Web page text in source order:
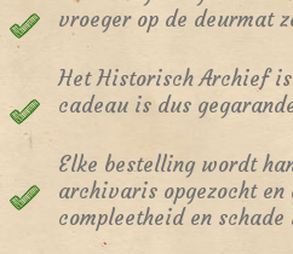
vroeger op de deurmat
Het Historisch Archief
cadeau is dus
Elke bestelling wordt
archivaris opgezocht en
compleetheid en